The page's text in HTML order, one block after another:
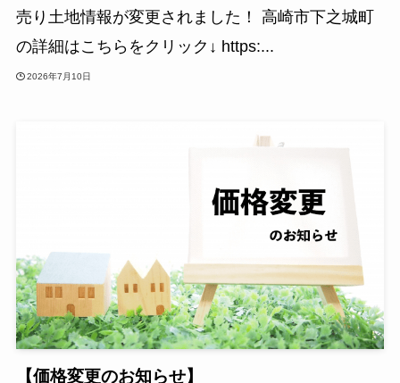
売り土地情報が変更されました！ 高崎市下之城町
の詳細はこちらをクリック↓ https:...
2026年7月10日
【価格変更のお知らせ】